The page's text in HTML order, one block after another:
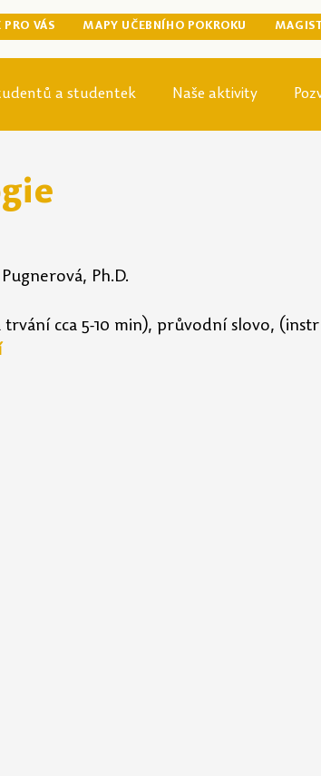
PRO VÁS MAPY UČEBNÍHO POKROKU
a studentek Naše aktivity
Ph.D.
trvání cca 5-10 min), průvodní slovo,